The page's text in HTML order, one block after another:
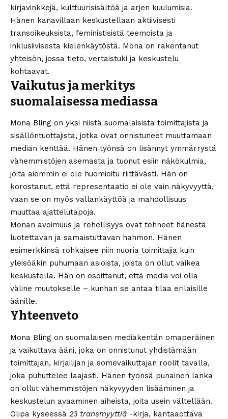
kirjavinkkejä, kulttuurisisältöä ja arjen kuulumisia.
Hänen kanavillaan keskustellaan aktiivisesti
transoikeuksista, feministisistä teemoista ja
inklusiivisesta kielenkäytöstä. Mona on rakentanut
yhteisön, jossa tieto, vertaistuki ja keskustelu
kohtaavat.
Vaikutus ja merkitys
suomalaisessa mediassa
Mona Bling on yksi niistä suomalaisista toimittajista ja
sisällöntuottajista, jotka ovat onnistuneet muuttamaan
median kenttää. Hänen työnsä on lisännyt ymmärrystä
vähemmistöjen asemasta ja tuonut esiin näkökulmia,
joita aiemmin ei ole huomioitu riittävästi. Hän on
korostanut, että representaatio ei ole vain näkyvyyttä,
vaan se on myös vallankäyttöä ja mahdollisuus
muuttaa ajattelutapoja.
Monan avoimuus ja rehellisyys ovat tehneet hänestä
luotettavan ja samaistuttavan hahmon. Hänen
esimerkkinsä rohkaisee niin nuoria toimittajia kuin
yleisöäkin puhumaan asioista, joista on ollut vaikea
keskustella. Hän on osoittanut, että media voi olla
väline muutokselle – kunhan se antaa tilaa erilaisille
äänille.
Yhteenveto
Mona Bling on suomalaisen mediakentän omaperäinen
ja vaikuttava ääni, joka on onnistunut yhdistämään
toimittajan, kirjailijan ja somevaikuttajan roolit tavalla,
joka puhuttelee laajasti. Hänen työnsä punainen lanka
on ollut vähemmistöjen näkyvyyden lisääminen ja
keskustelun avaaminen aiheista, joita usein vältellään.
Olipa kyseessä 23 transmyyttiä -kirja, kantaaottava